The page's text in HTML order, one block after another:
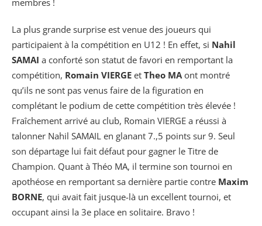
membres !
La plus grande surprise est venue des joueurs qui
participaient à la compétition en U12 ! En effet, si Nahil
SAMAI a conforté son statut de favori en remportant la
compétition, Romain VIERGE et Theo MAont montré
qu’ils ne sont pas venus faire de la figuration en
complétant le podium de cette compétition très élevée !
Fraîchement arrivé au club, Romain VIERGE a réussi à
talonner Nahil SAMAIL en glanant 7.,5 points sur 9. Seul
son départage lui fait défaut pour gagner le Titre de
Champion. Quant à Théo MA, il termine son tournoi en
apothéose en remportant sa dernière partie contre Maxim
BORNE, qui avait fait jusque-là un excellent tournoi, et
occupant ainsi la 3e place en solitaire. Bravo !